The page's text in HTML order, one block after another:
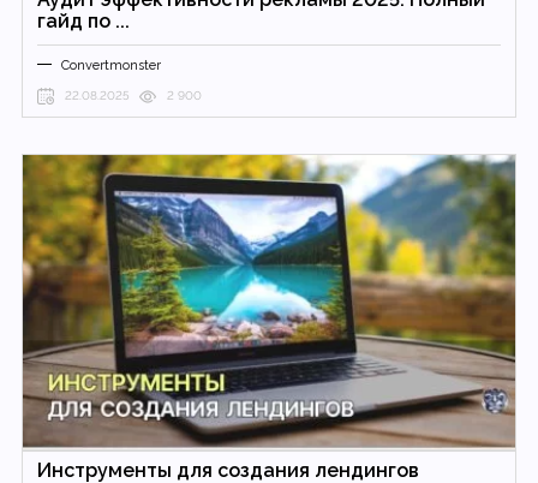
гайд по ...
Convertmonster
22.08.2025 2 900
Инструменты для создания лендингов